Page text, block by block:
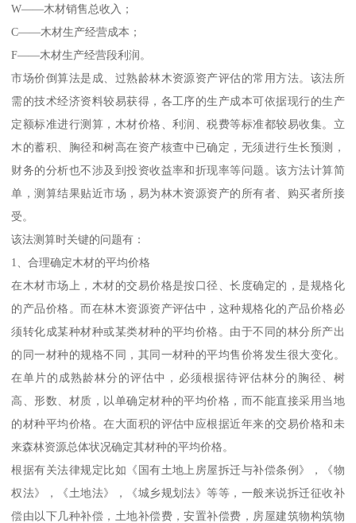
W——木材销售总收入；
C——木材生产经营成本；
F——木材生产经营段利润。
市场价倒算法是成、过熟龄林木资源资产评估的常用方法。该法所
需的技术经济资料较易获得，各工序的生产成本可依据现行的生产
定额标准进行测算，木材价格、利润、税费等标准都较易收集。立
木的蓄积、胸径和树高在资产核查中已确定，无须进行生长预测，
财务的分析也不涉及到投资收益率和折现率等问题。该方法计算简
单，测算结果贴近市场，易为林木资源资产的所有者、购买者所接
受。
该法测算时关键的问题有：
1、合理确定木材的平均价格
在木材市场上，木材的交易价格是按口径、长度确定的，是规格化
的产品价格。而在林木资源资产评估中，这种规格化的产品价格必
须转化成某种材种或某类材种的平均价格。由于不同的林分所产出
的同一材种的规格不同，其同一材种的平均售价将发生很大变化。
在单片的成熟龄林分的评估中，必须根据待评估林分的胸径、树
高、形数、材质，以单确定材种的平均价格，而不能直接采用当地
的材种平均价格。在大面积的评估中应根据近年来的交易价格和未
来森林资源总体状况确定其材种的平均价格。
根据有关法律规定比如《国有土地上房屋拆迁与补偿条例》，《物
权法》，《土地法》，《城乡规划法》等等，一般来说拆迁征收补
偿由以下几种补偿，土地补偿费，安置补偿费，房屋建筑物构筑物